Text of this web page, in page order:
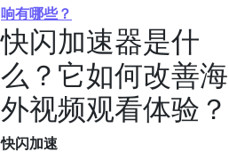
响有哪些？
快闪加速器是什
么？它如何改善海
外视频观看体验？
快闪加速